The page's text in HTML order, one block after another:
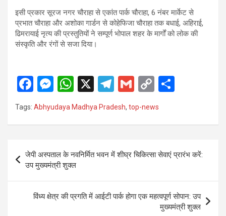
इसी प्रकार सूरज नगर चौराहा से एकांत पार्क चौराहा, 6 नंबर मार्केट से
प्रभात चौराहा और अशोका गार्डन से कोहेफिजा चौराहा तक बधाई, अहिराई,
ढिमरायाई नृत्‍य की प्रस्‍तुतियों ने सम्‍पूर्ण भोपाल शहर के मार्गों को लोक की
संस्‍कृति और रंगों से सजा दिया।
F
a
ce
o
o
k
M
es
se
g
er
W
h
at
A
p
p
X
T
el
e
a
m
G
ail
C
py
n
Tags: Abhyudaya Madhya Pradesh, top-news
Post
navigation
जेपी अस्पताल के नवनिर्मित भवन में शीघ्र चिकित्सा सेवाएं प्रारंभ करें:
उप मुख्यमंत्री शुक्ल
विंध्य क्षेत्र की प्रगति में आईटी पार्क होगा एक महत्वपूर्ण सोपान: उप
मुख्यमंत्री शुक्ल